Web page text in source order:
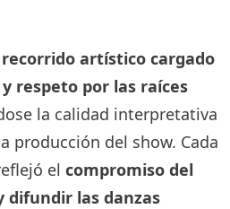
recorrido artístico cargado
respeto por las raíces
la calidad interpretativa
producción del show. Cada
el compromiso del
difundir las danzas